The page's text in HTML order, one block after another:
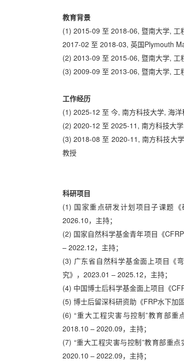
教育背景
(1) 2015-09 至 2018-06, 暨南大学, 工
2017-02 至 2018-03, 英国Plymouth
(2) 2013-09 至 2015-06, 暨南大学, 工
(3) 2009-09 至 2013-06, 暨南大学, 工
工作经历
(1) 2025-12 至 今, 南方科技大学, 海
(2) 2020-12 至 2025-11, 南方科技大
(3) 2018-08 至 2020-11, 南方科技大
教授
科研项目
(1) 国家重点研发计划项目子课题
2026.10，主持；
(2) 国家自然科学基金青年项目《
– 2022.12，主持；
(3) 广东省自然科学基金面上项目《
究》，2023.01 – 2025.12，主持；
(4) 中国博士后科学基金面上项目《
(5) 博士后留深科研资助《FRP水下加
(6) “重大工程灾害与控制”教育部重
2018.10 – 2020.09，主持；
(7) “重大工程灾害与控制”教育部重
2020.10 – 2022.09，主持；